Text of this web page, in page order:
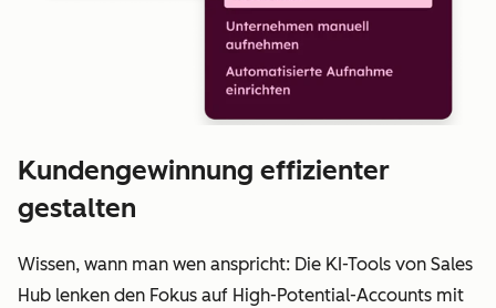
Kundengewinnung effizienter
gestalten
Wissen, wann man wen anspricht: Die KI-Tools von Sales
Hub lenken den Fokus auf High-Potential-Accounts mit